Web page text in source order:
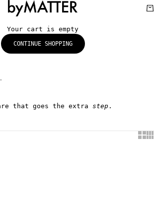
byMATTER™
Your cart is empty
CONTINUE SHOPPING
that goes the extra step .